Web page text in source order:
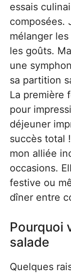
essais
composées.
mélanger
les goûts.
une
sa partition
La première
pour
déjeuner
succès total
mon alliée
occasions.
festive ou
dîner entre
Pourquoi
salade
Quelques